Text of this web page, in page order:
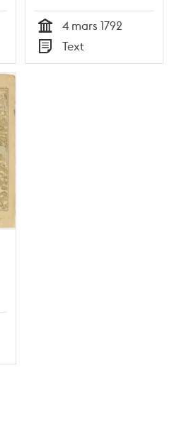
Tid
4 mars 1792
Typ
Text